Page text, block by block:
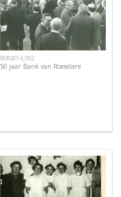
BVR2014_002
50 jaar Bank van Roeselare